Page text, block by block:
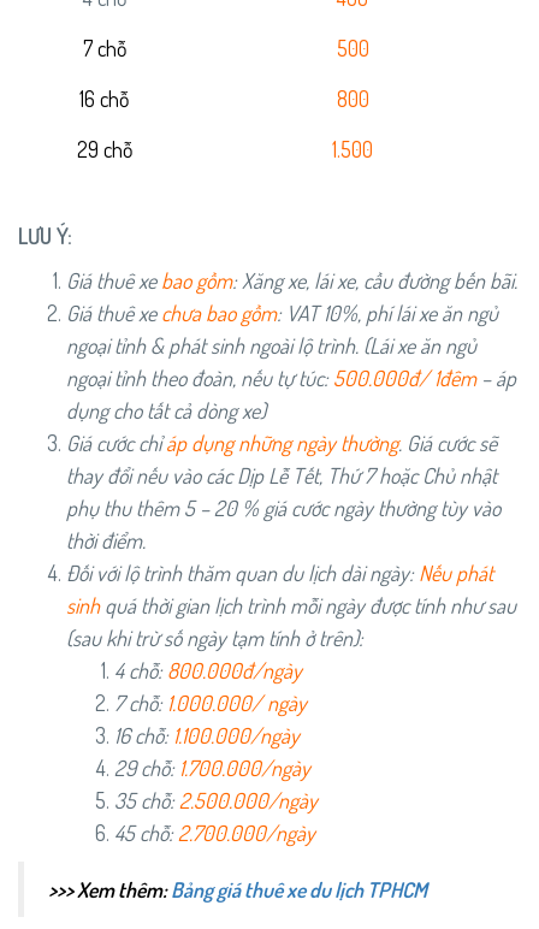
7 chỗ
500
16 chỗ
800
29 chỗ
1.500
LƯU Ý:
Giá thuê xebao gồm: Xăng xe, lái xe, cầu đường bến bãi.
Giá thuê xechưa bao gồm: VAT 10%, phí lái xe ăn ngủ
ngoại tỉnh & phát sinh ngoài lộ trình. (Lái xe ăn ngủ
ngoại tỉnh theo đoàn, nếu tự túc:500.000đ/ 1đêm– áp
dụng cho tất cả dòng xe)
Giá cước chỉáp dụng những ngày thường. Giá cước sẽ
thay đổi nếu vào các Dịp Lễ Tết, Thứ 7 hoặc Chủ nhật
phụ thu thêm 5 – 20 % giá cước ngày thường tùy vào
thời điểm.
Đối với lộ trình thăm quan du lịch dài ngày:Nếu phát
sinhquá thời gian lịch trình mỗi ngày được tính như sau
(sau khi trừ số ngày tạm tính ở trên):
4 chỗ:800.000đ/ngày
7 chỗ: 1.000.000/ ngày
16 chỗ: 1.100.000/ngày
29 chỗ: 1.700.000/ngày
35 chỗ:2.500.000/ngày
45 chỗ:2.700.000/ngày
>>> Xem thêm:Bảng giá thuê xe du lịch TPHCM